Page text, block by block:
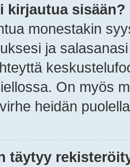
kirjautua sisään?
monestakin
ja
On myös
heidän
täytyy